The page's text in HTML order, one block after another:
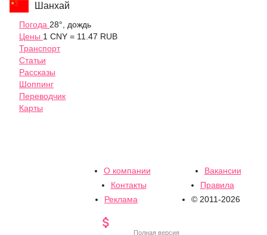
Шанхай
Погода 28°, дождь
Цены 1 CNY = 11.47 RUB
Транспорт
Статьи
Рассказы
Шоппинг
Переводчик
Карты
О компании
Вакансии
Контакты
Правила
Реклама
© 2011-2026

Полная версия